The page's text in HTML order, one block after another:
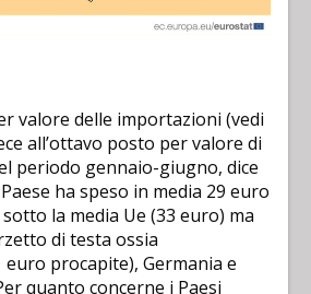
valore delle importazioni (vedi
all’ottavo posto per valore di
periodo gennaio-giugno, dice
ha speso in media 29 euro
la media Ue (33 euro) ma
di testa ossia
procapite), Germania e
quanto concerne i Paesi